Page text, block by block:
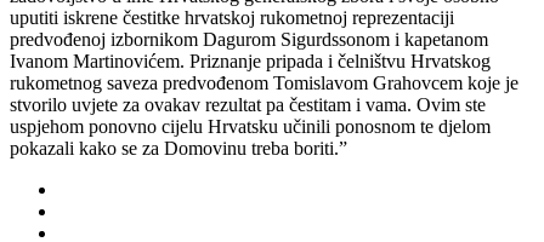
uputiti iskrene čestitke hrvatskoj rukometnoj reprezentaciji
predvođenoj izbornikom Dagurom Sigurdssonom i kapetanom
Ivanom Martinovićem. Priznanje pripada i čelništvu Hrvatskog
rukometnog saveza predvođenom Tomislavom Grahovcem koje je
stvorilo uvjete za ovakav rezultat pa čestitam i vama. Ovim ste
uspjehom ponovno cijelu Hrvatsku učinili ponosnom te djelom
pokazali kako se za Domovinu treba boriti.”